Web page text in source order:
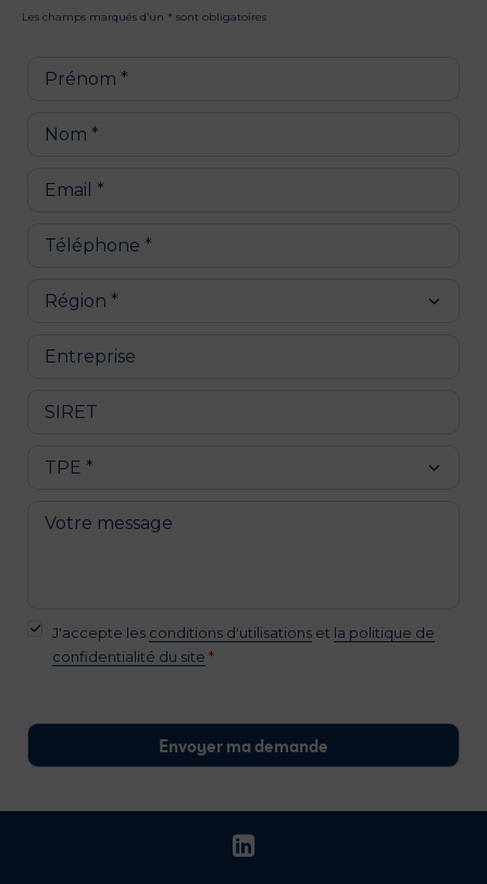
Les champs marqués d’un * sont obligatoires
J'accepte les conditions d'utilisationset la politique de
confidentialité du site *